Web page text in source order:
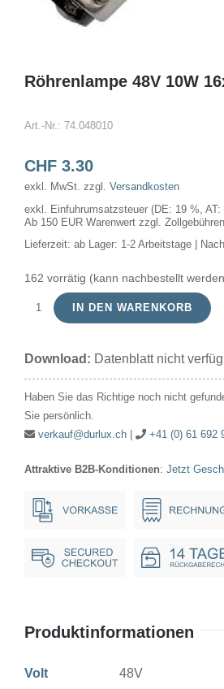
Röhrenlampe 48V 10W
Art.-Nr.: 74.048010
CHF3.30
exkl. MwSt. zzgl. Versandkosten
exkl. Einfuhrumsatzsteuer (DE: 19 %, AT:
Ab 150 EUR Warenwert zzgl.
Lieferzeit: ab Lager: 1-2 Arbeitstage |
162 vorrätig (kann nachbestellt
Röhrenlampe
10W
Ba15d
Menge
IN DEN WARENKORB
Download: Datenblatt nicht
Haben Sie das Richtige noch nicht
Sie persönlich.
verkauf@durlux.ch| +41 (0) 61 692
Attraktive B2B-Konditionen: Jetzt
Produktinformationen
Volt 48V